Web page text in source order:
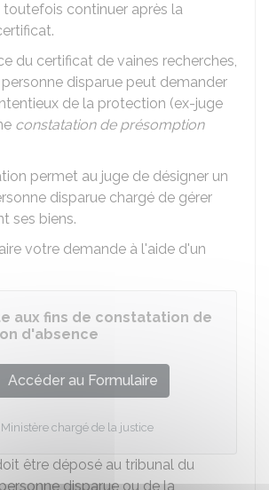
toutefois continuer après la
du certificat de vaines recherches,
disparue peut demander
de la protection (ex-juge
constatation de présomption
permet au juge de désigner un
disparue chargé de gérer
ses biens.
votre demande à l'aide d'un
aux fins de constatation de
d'absence
Accéder au Formulaire
Ministère chargé de la justice
être déposé au tribunal du
disparue ou de la